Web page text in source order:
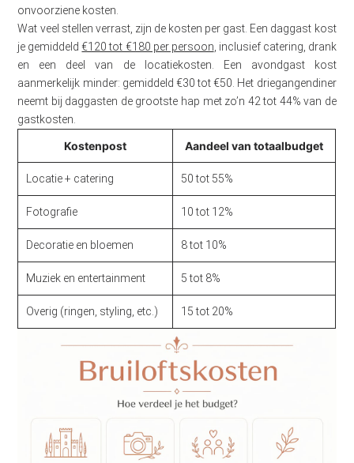
onvoorziene kosten.
Wat veel stellen verrast, zijn de kosten per gast. Een daggast kost
je gemiddeld€120 tot €180 per persoon , inclusief catering, drank
en een deel van de locatiekosten. Een avondgast kost
aanmerkelijk minder: gemiddeld €30 tot €50. Het driegangendiner
neemt bij daggasten de grootste hap met zo’n 42 tot 44% van de
gastkosten.
Kostenpost Aandeel van totaalbudget
Locatie + catering 50 tot 55%
Fotografie 10 tot 12%
Decoratie en bloemen 8 tot 10%
Muziek en entertainment 5 tot 8%
Overig (ringen, styling, etc.) 15 tot 20%